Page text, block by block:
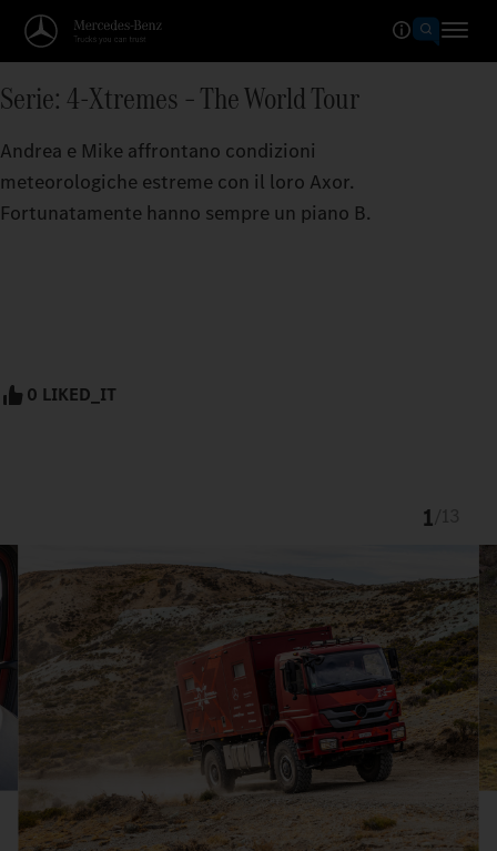
Serie: 4-Xtremes – The World Tour
Andrea e Mike affrontano condizioni
meteorologiche estreme con il loro Axor.
Fortunatamente hanno sempre un piano B.
0 LIKED_IT
1